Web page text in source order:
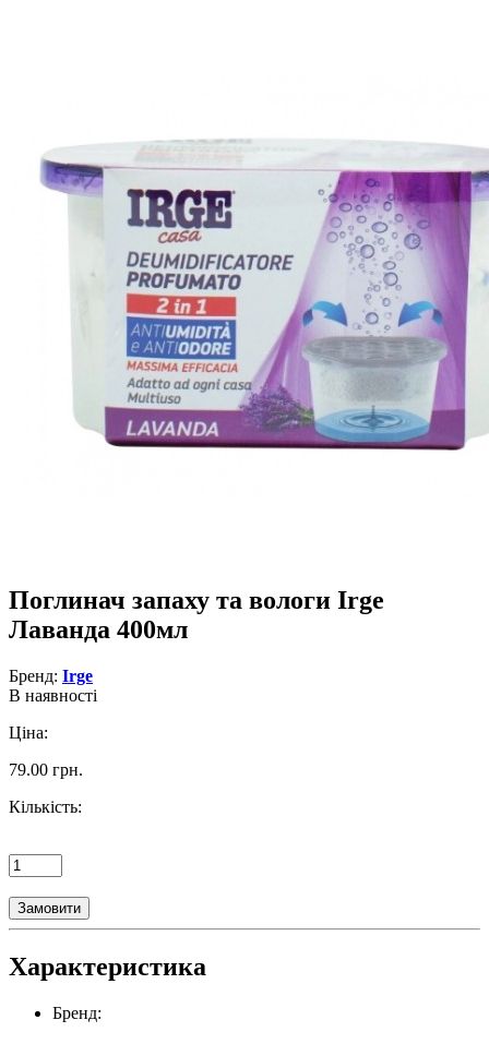
Поглинач запаху та вологи Irge
Лаванда 400мл
Бренд: Irge
В наявності
Ціна:
79.00 грн.
Кількість:
Замовити
Характеристика
Бренд: